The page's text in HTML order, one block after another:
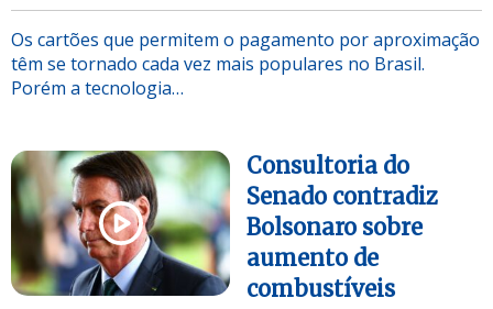
Os cartões que permitem o pagamento por aproximação
têm se tornado cada vez mais populares no Brasil.
Porém a tecnologia…
Consultoria do
Senado contradiz
Bolsonaro sobre
aumento de
combustíveis